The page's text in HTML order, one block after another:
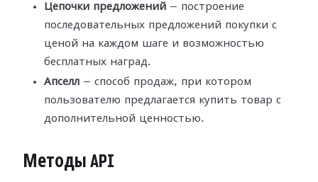
Цепочки предложений — построение
последовательных предложений покупки с
ценой на каждом шаге и возможностью
бесплатных наград.
Апселл — способ продаж, при котором
пользователю предлагается купить товар с
дополнительной ценностью.
Методы API